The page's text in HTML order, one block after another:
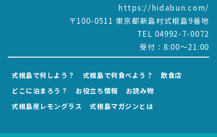
https://hidabun.com/
〒100-0511 東京都新島村式根島9番地
TEL 04992-7-0072
受付：8:00～21:00
式根島で何しよう？ 式根島で何食べよう？
飲食店
どこに泊まろう？
お役立ち情報
お読み物
式根島産レモングラス
式根島マガジンとは